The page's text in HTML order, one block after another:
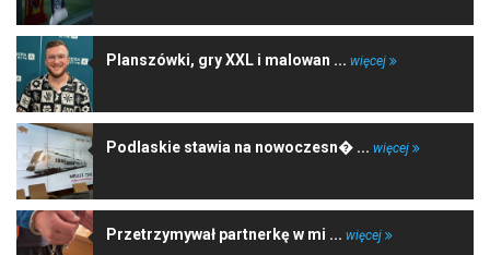
Planszówki, gry XXL i malowan ... więcej
Podlaskie stawia na nowoczesn� ... więcej
Przetrzymywał partnerkę w mi ... więcej